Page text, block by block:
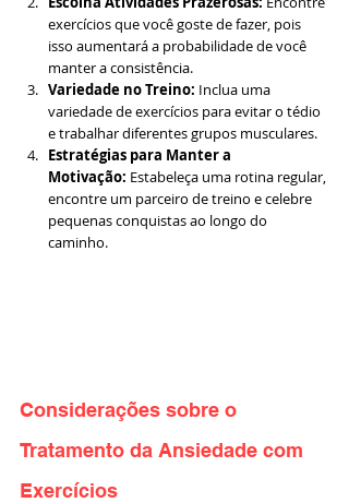
exercícios que você goste de fazer, pois
isso aumentará a probabilidade de você
manter a consistência.
Variedade no Treino: Inclua uma
variedade de exercícios para evitar o tédio
e trabalhar diferentes grupos musculares.
Estratégias para Manter a
Motivação: Estabeleça uma rotina regular,
encontre um parceiro de treino e celebre
pequenas conquistas ao longo do
caminho.
Considerações sobre o
Tratamento da Ansiedade com
Exercícios